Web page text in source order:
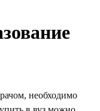
необходимо